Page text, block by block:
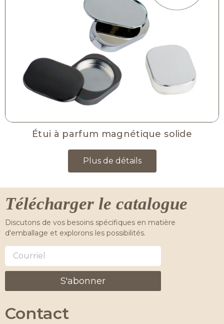
Étui à parfum magnétique solide
Plus de détails
Télécharger le catalogue
Discutons de vos besoins spécifiques en matière
d'emballage et explorons les possibilités.
S'abonner
Contact